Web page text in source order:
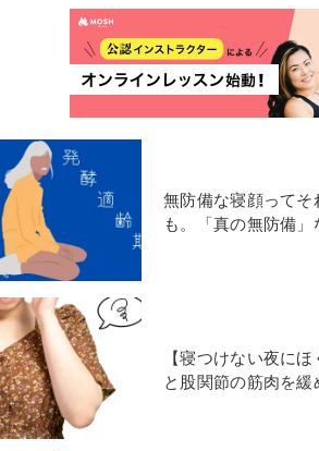
無防備な寝顔って
も。「真の無防備
【寝つけない夜に
と股関節の筋肉を